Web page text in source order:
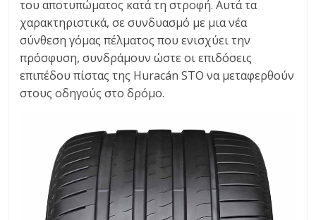
του αποτυπώματος κατά τη στροφή. Αυτά τα
χαρακτηριστικά, σε συνδυασμό με μια νέα
σύνθεση γόμας πέλματος που ενισχύει την
πρόσφυση, συνδράμουν ώστε οι επιδόσεις
επιπέδου πίστας της Huracán STO να μεταφερθούν
στους οδηγούς στο δρόμο.